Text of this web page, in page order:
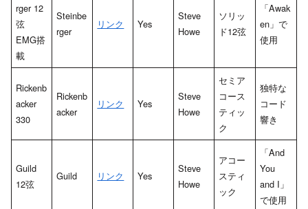
rger 12
弦
EMG搭
載
Steinbe
rger
リンク Yes
Steve
Howe
ソリッ
ド12弦
「Awak
en」で
使用
Rickenb
acker
330
Rickenb
acker
リンク Yes
Steve
Howe
セミア
コース
ティッ
ク
独特な
コード
響き
Guild
12弦
Guild リンク Yes
Steve
Howe
アコー
スティ
ック
「And
You
and I」
で使用